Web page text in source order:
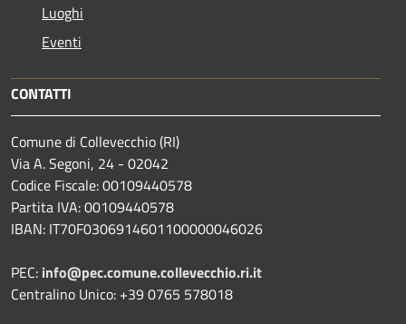
Luoghi
Eventi
CONTATTI
Comune di Collevecchio (RI)
Via A. Segoni, 24 - 02042
Codice Fiscale: 00109440578
Partita IVA: 00109440578
IBAN: IT70F0306914601100000046026
PEC: info@pec.comune.collevecchio.ri.it
Centralino Unico: +39 0765 578018